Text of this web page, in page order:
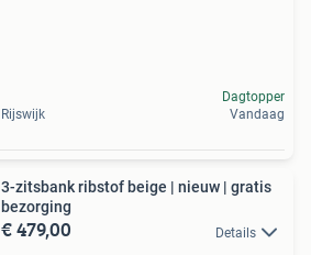
Rijswijk
Dagtopper
Vandaag
3-zitsbank ribstof beige | nieuw | gratis
bezorging
€ 479,00 Details